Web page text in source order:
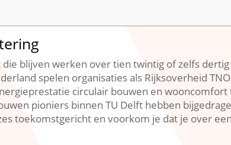
blijven werken over tien twintig of zelfs
spelen organisaties als Rijksoverheid
circulair bouwen en wooncomfort
pioniers binnen TU Delft hebben
toekomstgericht en voorkom je dat je over